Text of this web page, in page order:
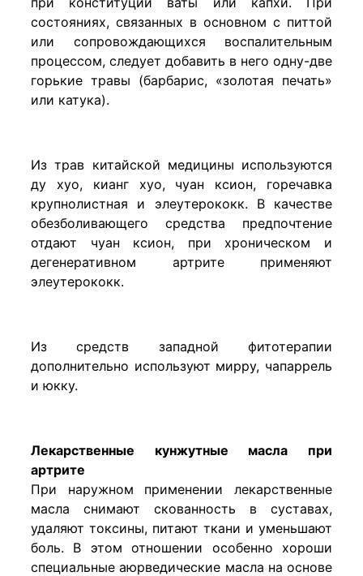
состояниях, связанных в основном с питтой
или сопровождающихся воспалительным
процессом, следует добавить в него одну-две
горькие травы (барбарис, «золотая печать»
или катука).
Из трав китайской медицины используются
ду хуо, кианг хуо, чуан ксион, горечавка
крупнолистная и элеутерококк. В качестве
обезболивающего средства предпочтение
отдают чуан ксион, при хроническом и
дегенеративном артрите применяют
элеутерококк.
Из средств западной фитотерапии
дополнительно используют мирру, чапаррель
и юкку.
Лекарственные кунжутные масла при
артрите
При наружном применении лекарственные
масла снимают скованность в суставах,
удаляют токсины, питают ткани и уменьшают
боль. В этом отношении особенно хороши
специальные аюрведические масла на основе